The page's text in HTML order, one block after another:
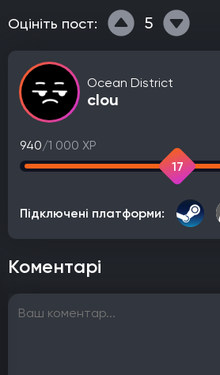
Оцініть пост: 5
Ocean District
clou
940/1 000 XP
17
Підключені платформи:
Коментарі